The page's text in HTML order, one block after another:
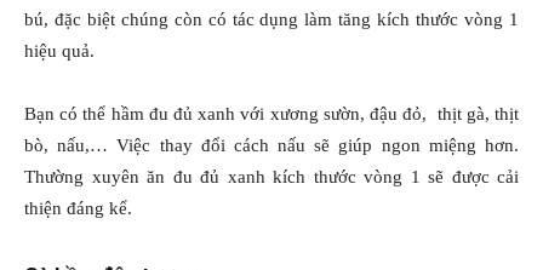
bú, đặc biệt chúng còn có tác dụng làm tăng kích thước vòng 1
hiệu quả.
Bạn có thể hầm đu đủ xanh với xương sườn, đậu đỏ, thịt gà, thịt
bò, nấu,… Việc thay đổi cách nấu sẽ giúp ngon miệng hơn.
Thường xuyên ăn đu đủ xanh kích thước vòng 1 sẽ được cải
thiện đáng kể.